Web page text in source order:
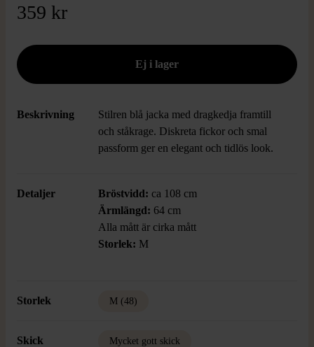
359 kr
Beskrivning
Stilren blå jacka med dragkedja framtill
och ståkrage. Diskreta fickor och smal
passform ger en elegant och tidlös look.
Detaljer Bröstvidd: ca 108 cm
Ärmlängd: 64 cm
Alla mått är cirka mått
Storlek: M
Storlek M (48)
Skick Mycket gott skick